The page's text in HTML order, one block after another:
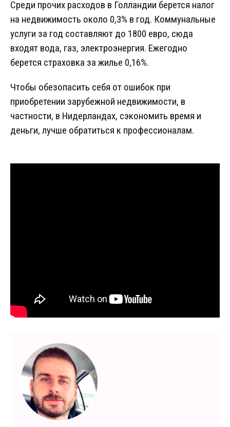
Среди прочих расходов в Голландии берется налог
на недвижимость около 0,3% в год. Коммунальные
услуги за год составляют до 1800 евро, сюда
входят вода, газ, электроэнергия. Ежегодно
берется страховка за жилье 0,16%.
Чтобы обезопасить себя от ошибок при
приобретении зарубежной недвижимости, в
частности, в Нидерландах, сэкономить время и
деньги, лучше обратиться к профессионалам.